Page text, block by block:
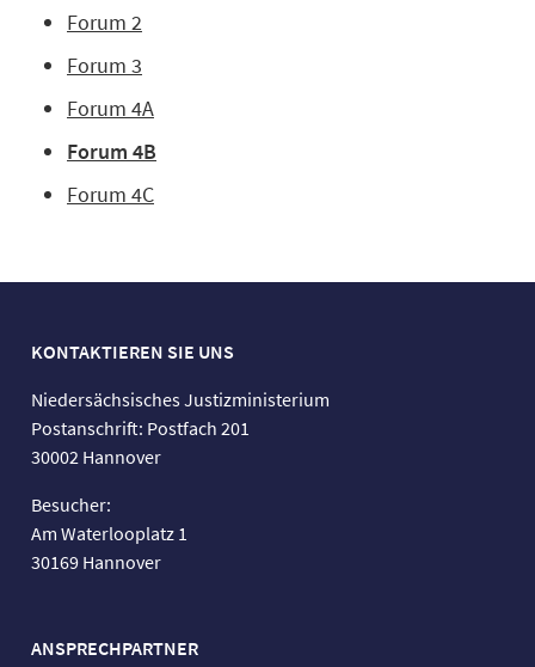
Forum 2
Forum 3
Forum 4A
Forum 4B
Forum 4C
KONTAKTIEREN SIE UNS
Niedersächsisches Justizministerium
Postanschrift: Postfach 201
30002 Hannover
Besucher:
Am Waterlooplatz 1
30169 Hannover
ANSPRECHPARTNER